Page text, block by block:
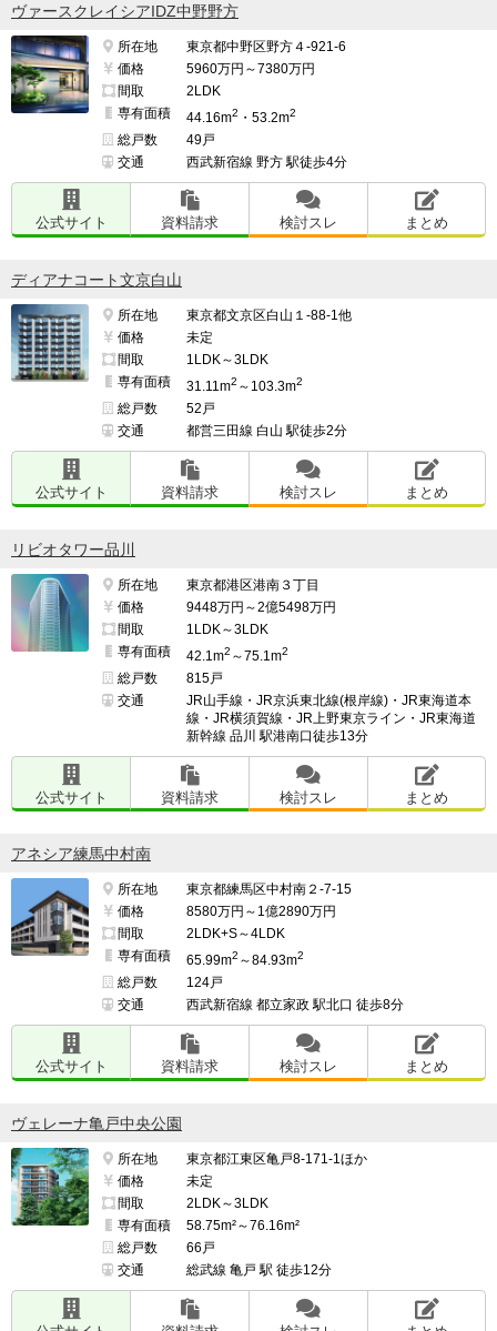
ヴァースクレイシアIDZ中野野方
所在地
東京都中野区野方４-921-6
価格
5960万円～7380万円
間取
2LDK
専有面積
44.16m2 ・53.2m2
総戸数
49戸
交通
西武新宿線 野方 駅徒歩4分
公式サイト 資料請求 検討スレ まとめ
ディアナコート文京白山
所在地
東京都文京区白山１-88-1他
価格
未定
間取
1LDK～3LDK
専有面積
31.11m2 ～103.3m2
総戸数
52戸
交通
都営三田線 白山 駅徒歩2分
公式サイト 資料請求 検討スレ まとめ
リビオタワー品川
所在地
東京都港区港南３丁目
価格
9448万円～2億5498万円
間取
1LDK～3LDK
専有面積
42.1m2 ～75.1m2
総戸数
815戸
交通
JR山手線・JR京浜東北線(根岸線)・JR東海道本
線・JR横須賀線・JR上野東京ライン・JR東海道
新幹線 品川 駅港南口徒歩13分
公式サイト 資料請求 検討スレ まとめ
アネシア練馬中村南
所在地
東京都練馬区中村南２-7-15
価格
8580万円～1億2890万円
間取
2LDK+S～4LDK
専有面積
65.99m2 ～84.93m2
総戸数
124戸
交通
西武新宿線 都立家政 駅北口 徒歩8分
公式サイト 資料請求 検討スレ まとめ
ヴェレーナ亀戸中央公園
所在地
東京都江東区亀戸8-171-1ほか
価格
未定
間取
2LDK～3LDK
専有面積
58.75m²～76.16m²
総戸数
66戸
交通
総武線 亀戸 駅 徒歩12分